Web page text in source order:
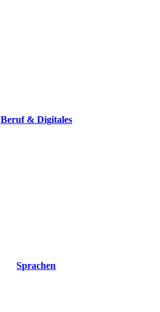
Beruf & Digitales
Sprachen